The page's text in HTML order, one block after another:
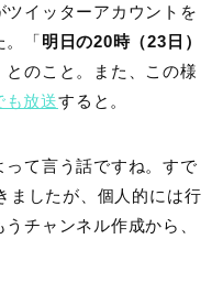
イッターアカウントを
。「明日の20時（23日）
とのこと。また、この様
も放送すると。
て言う話ですね。すで
ましたが、個人的には行
チャンネル作成から、